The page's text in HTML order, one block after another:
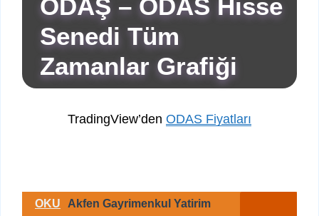
ODAŞ – ODAS Hisse
Senedi Tüm
Zamanlar Grafiği
TradingView’den ODAS Fiyatları
OKU
Akfen Gayrimenkul Yatirim